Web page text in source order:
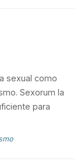
sexual como
Sexorum la
para